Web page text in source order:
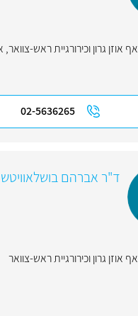
אף אוזן גרון וכירורגיית ראש-צוואר,
02-5636265
ד"ר אברהם בושלאוויטש
אף אוזן גרון וכירורגיית ראש-צוואר